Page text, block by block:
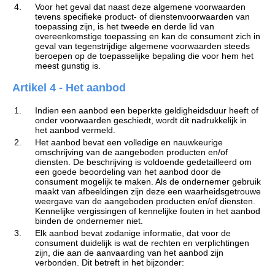
4.
Voor het geval dat naast deze algemene voorwaarden
tevens specifieke product- of dienstenvoorwaarden van
toepassing zijn, is het tweede en derde lid van
overeenkomstige toepassing en kan de consument zich in
geval van tegenstrijdige algemene voorwaarden steeds
beroepen op de toepasselijke bepaling die voor hem het
meest gunstig is.
Artikel 4 - Het aanbod
1.
Indien een aanbod een beperkte geldigheidsduur heeft of
onder voorwaarden geschiedt, wordt dit nadrukkelijk in
het aanbod vermeld.
2.
Het aanbod bevat een volledige en nauwkeurige
omschrijving van de aangeboden producten en/of
diensten. De beschrijving is voldoende gedetailleerd om
een goede beoordeling van het aanbod door de
consument mogelijk te maken. Als de ondernemer gebruik
maakt van afbeeldingen zijn deze een waarheidsgetrouwe
weergave van de aangeboden producten en/of diensten.
Kennelijke vergissingen of kennelijke fouten in het aanbod
binden de ondernemer niet.
3.
Elk aanbod bevat zodanige informatie, dat voor de
consument duidelijk is wat de rechten en verplichtingen
zijn, die aan de aanvaarding van het aanbod zijn
verbonden. Dit betreft in het bijzonder: